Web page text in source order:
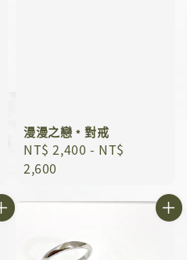
漫漫之戀﹡對戒
Regular
price
NT$ 2,400 - NT$
2,600